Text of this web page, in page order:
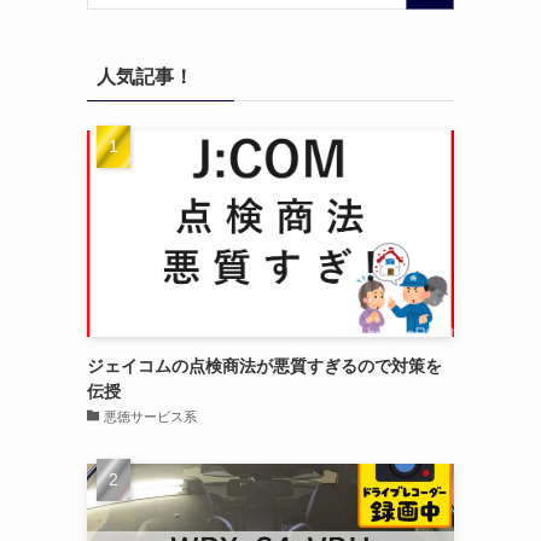
人気記事！
ジェイコムの点検商法が悪質すぎるので対策を
伝授
悪徳サービス系